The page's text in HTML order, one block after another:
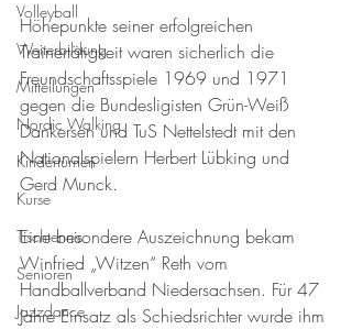
Volleyball
Weiterbildung
Mitteilungen
Nordic Walking
Kinderturnen
Kurse
Tischtennis
Senioren
Jazzdance
Höhepunkte seiner erfolgreichen
Trainertätigkeit waren sicherlich die
Freundschaftsspiele 1969 und 1971
gegen die Bundesligisten Grün-Weiß
Dankersen und TuS Nettelstedt mit den
Nationalspielern Herbert Lübking und
Gerd Munck.
Eine besondere Auszeichnung bekam
Winfried „Witzen“ Reth vom
Handballverband Niedersachsen. Für 47
Jahre Einsatz als Schiedsrichter wurde ihm